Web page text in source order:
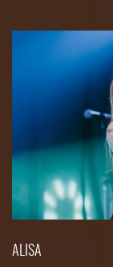
ALISA